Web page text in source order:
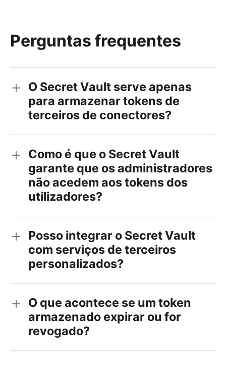
Perguntas frequentes
O Secret Vault serve apenas
para armazenar tokens de
terceiros de conectores?
Como é que o Secret Vault
garante que os administradores
não acedem aos tokens dos
utilizadores?
Posso integrar o Secret Vault
com serviços de terceiros
personalizados?
O que acontece se um token
armazenado expirar ou for
revogado?